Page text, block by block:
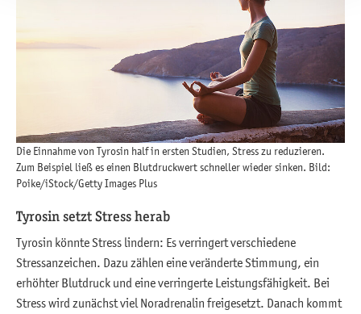
Die Einnahme von Tyrosin half in ersten Studien, Stress zu reduzieren.
Zum Beispiel ließ es einen Blutdruckwert schneller wieder sinken. Bild:
Poike/iStock/Getty Images Plus
Tyrosin setzt Stress herab
Tyrosin könnte Stress lindern: Es verringert verschiedene
Stressanzeichen. Dazu zählen eine veränderte Stimmung, ein
erhöhter Blutdruck und eine verringerte Leistungsfähigkeit. Bei
Stress wird zunächst viel Noradrenalin freigesetzt. Danach kommt